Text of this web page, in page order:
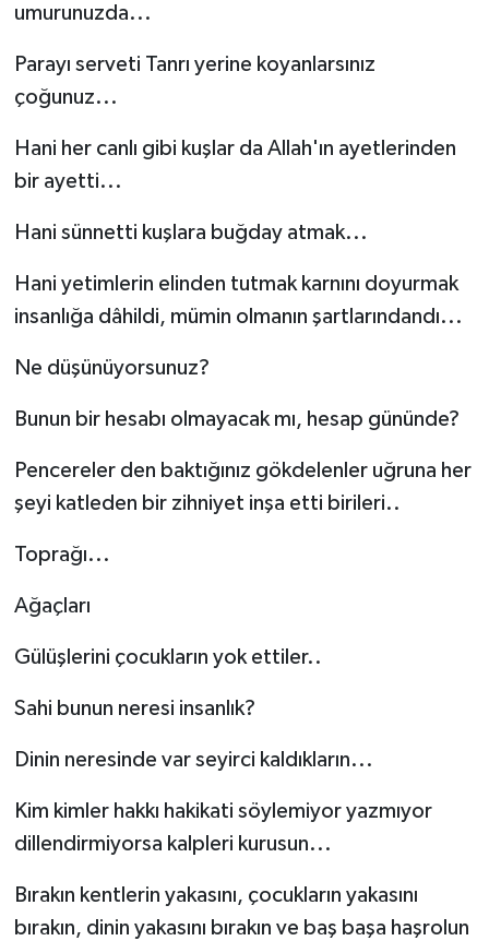
umurunuzda...
Parayı serveti Tanrı yerine koyanlarsınız
çoğunuz...
Hani her canlı gibi kuşlar da Allah'ın ayetlerinden
bir ayetti...
Hani sünnetti kuşlara buğday atmak...
Hani yetimlerin elinden tutmak karnını doyurmak
insanlığa dâhildi, mümin olmanın şartlarındandı...
Ne düşünüyorsunuz?
Bunun bir hesabı olmayacak mı, hesap gününde?
Pencereler den baktığınız gökdelenler uğruna her
şeyi katleden bir zihniyet inşa etti birileri..
Toprağı...
Ağaçları
Gülüşlerini çocukların yok ettiler..
Sahi bunun neresi insanlık?
Dinin neresinde var seyirci kaldıkların...
Kim kimler hakkı hakikati söylemiyor yazmıyor
dillendirmiyorsa kalpleri kurusun...
Bırakın kentlerin yakasını, çocukların yakasını
bırakın, dinin yakasını bırakın ve baş başa haşrolun